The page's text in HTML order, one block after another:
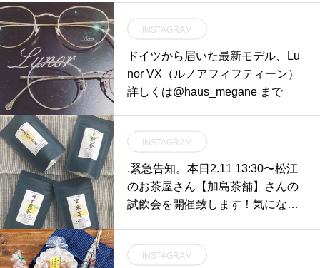
INSTAGRAM
ドイツから届いた最新モデル、Lu
nor VX（ルノアフィフティーン）
詳しくは@haus_megane まで
INSTAGRAM
.緊急告知。本日2.11 13:30〜松江
のお茶屋さん【加島茶舗】さんの
試飲会を開催致します！気になっ
の機会にぜひ♡雪がちらついてお
INSTAGRAM